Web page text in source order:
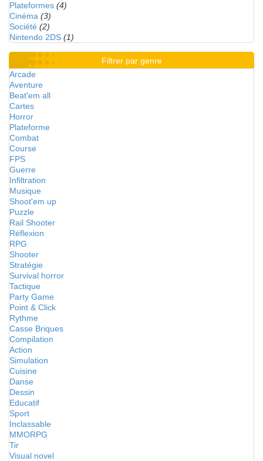
Plateformes (4)
Cinéma (3)
Société (2)
Nintendo 2DS (1)
Filtrer par genre
Arcade
Aventure
Beat'em all
Cartes
Horror
Plateforme
Combat
Course
FPS
Guerre
Infiltration
Musique
Shoot'em up
Puzzle
Rail Shooter
Réflexion
RPG
Shooter
Stratégie
Survival horror
Tactique
Party Game
Point & Click
Rythme
Casse Briques
Compilation
Action
Simulation
Cuisine
Danse
Dessin
Educatif
Sport
Inclassable
MMORPG
Tir
Visual novel